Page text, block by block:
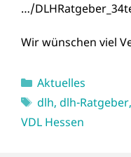
…/
Wir wünschen viel
Kategorien
Aktuelles
Schlagwörter
dlh, dlh-Ratgeber,
VDL Hessen